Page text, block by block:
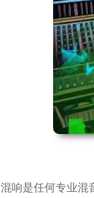
混响是任何专业混